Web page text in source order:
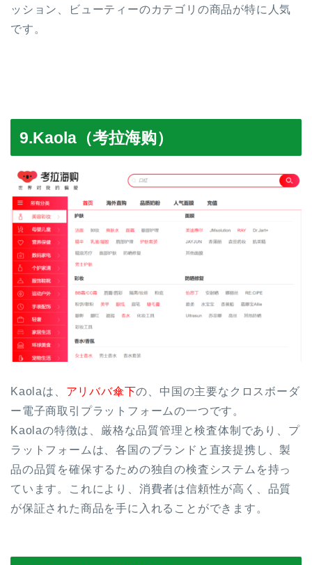
ッション、ビューティーのカテゴリの商品が特に人気
です。
9.Kaola（考拉海购）
Kaolaは、 アリババ傘下の、中国の主要なクロスボーダ
ー電子商取引プラットフォームの一つです。
Kaolaの特徴は、厳格な品質管理と検査体制であり、プ
ラットフォームは、各国のブランドと直接提携し、製
品の品質を確保するための独自の検査システムを持っ
ています。これにより、消費者は信頼性が高く、品質
が保証された商品を手に入れることができます。